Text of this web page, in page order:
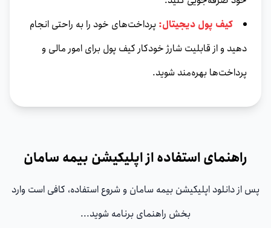
کیف پول دیجیتال: پرداخت‌های خود را به راحتی انجام
دهید و از قابلیت شارژ خودکار کیف پول برای امور مالی و
پرداخت‌ها بهره‌مند شوید.
راهنمای استفاده از اپلیکیشن بیمه سامان
پس از دانلود اپلیکیشن بیمه سامان و شروع استفاده، کافی است وارد
بخش راهنمای برنامه شوید...